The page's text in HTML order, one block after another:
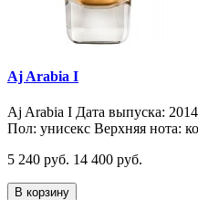
Aj Arabia I
Aj Arabia I Дата выпуска:
Пол: унисекс Верхняя нота:
5 240 руб. 14 400 руб.
В корзину